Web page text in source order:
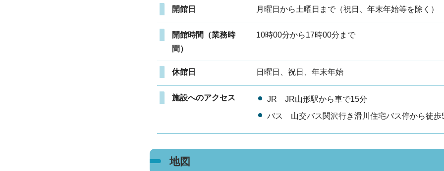
開館日 月曜日から土曜日まで（祝日、年末年始等を除く）
開館時間（業務時
間）
10時00分から17時00分まで
休館日 日曜日、祝日、年末年始
施設へのアクセス
JR JR山形駅から車で15分
バス 山交バス関沢行き滑川住宅バス停から徒歩
地図